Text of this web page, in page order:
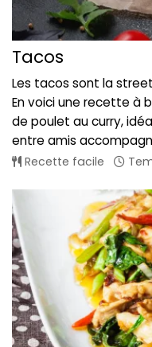
Tacos
Les tacos sont la
En voici une recette à
de poulet au curry,
entre amis
Recette facile